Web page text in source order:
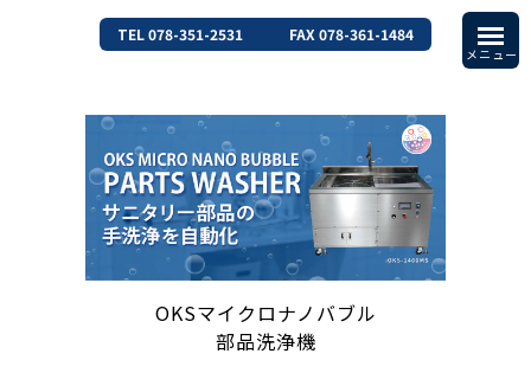
TEL 078-351-2531 FAX 078-361-1484
OKSマイクロナノバブル
部品洗浄機